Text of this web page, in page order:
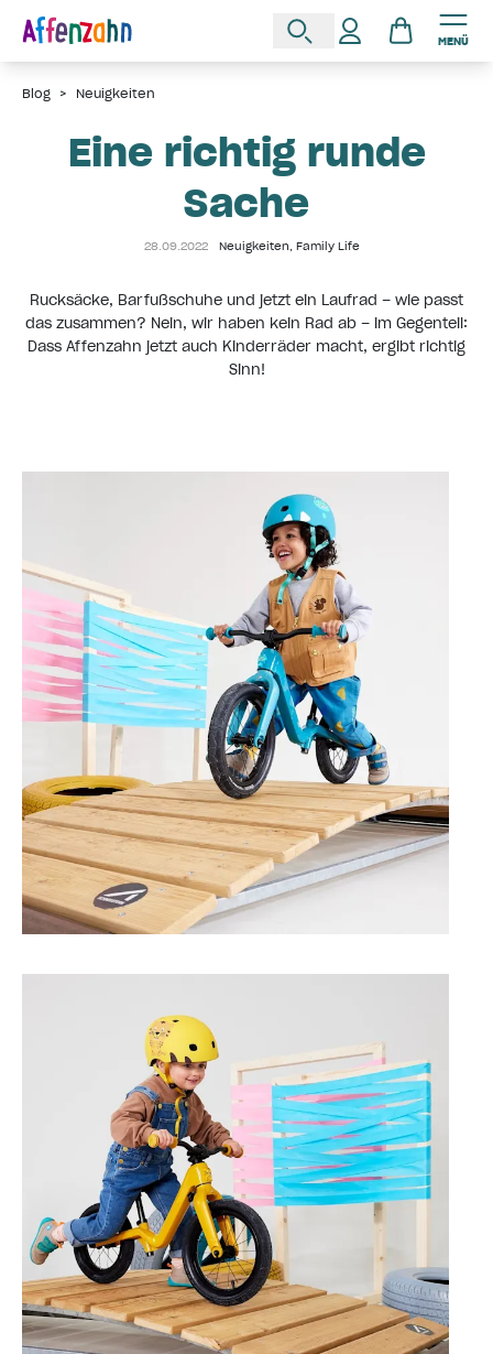
MENÜ
Blog > Neuigkeiten
Eine richtig runde
Sache
28.09.2022 Neuigkeiten, Family Life
Rucksäcke, Barfußschuhe und jetzt ein Laufrad – wie passt
das zusammen? Nein, wir haben kein Rad ab – im Gegenteil:
Dass Affenzahn jetzt auch Kinderräder macht, ergibt richtig
Sinn!